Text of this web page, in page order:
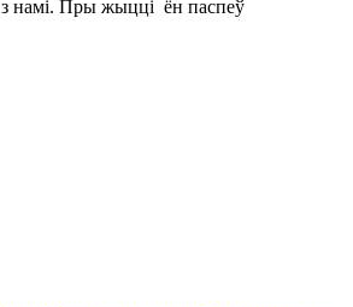
з намі. Пры жыцці ён паспеў